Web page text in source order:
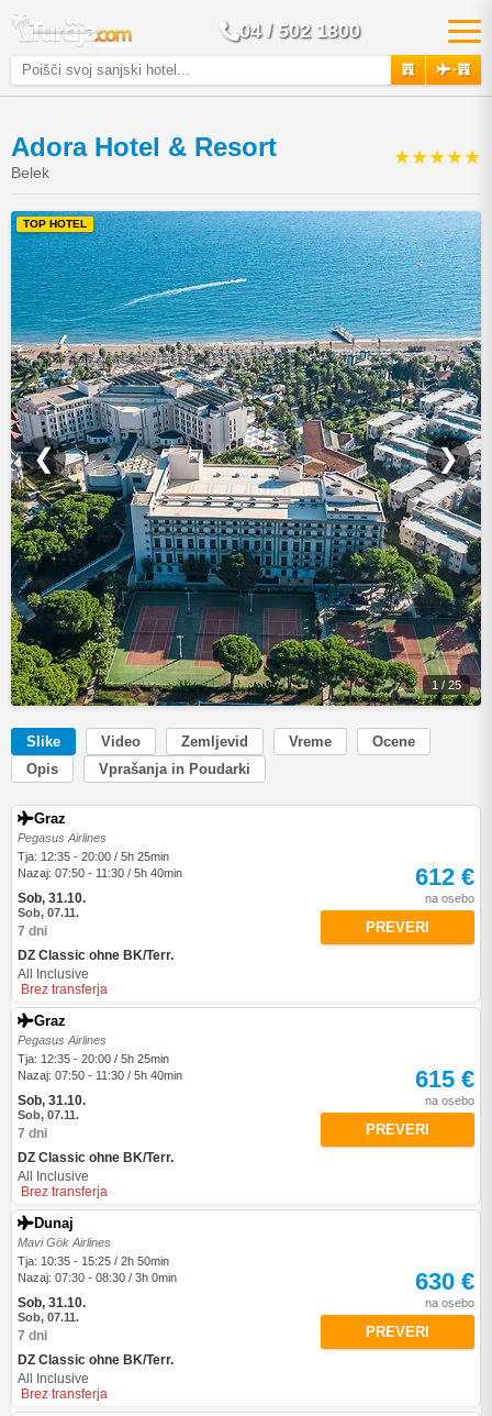
04 / 502 1800
+
Adora Hotel & Resort
Belek
★★★★★
❮ ❯
1 / 25
TOP HOTEL
Slike Video Zemljevid Vreme
Ocene
Opis
Vprašanja in Poudarki
Graz
Pegasus Airlines
Tja: 12:35 - 20:00 / 5h 25min
Nazaj: 07:50 - 11:30 / 5h 40min
Sob, 31.10.
Sob, 07.11.
7 dni
DZ Classic ohne BK/Terr.
All Inclusive
Brez transferja
612 €
na osebo
PREVERI
Graz
Pegasus Airlines
Tja: 12:35 - 20:00 / 5h 25min
Nazaj: 07:50 - 11:30 / 5h 40min
Sob, 31.10.
Sob, 07.11.
7 dni
DZ Classic ohne BK/Terr.
All Inclusive
Brez transferja
615 €
na osebo
PREVERI
Dunaj
Mavi Gök Airlines
Tja: 10:35 - 15:25 / 2h 50min
Nazaj: 07:30 - 08:30 / 3h 0min
Sob, 31.10.
Sob, 07.11.
7 dni
DZ Classic ohne BK/Terr.
All Inclusive
Brez transferja
630 €
na osebo
PREVERI